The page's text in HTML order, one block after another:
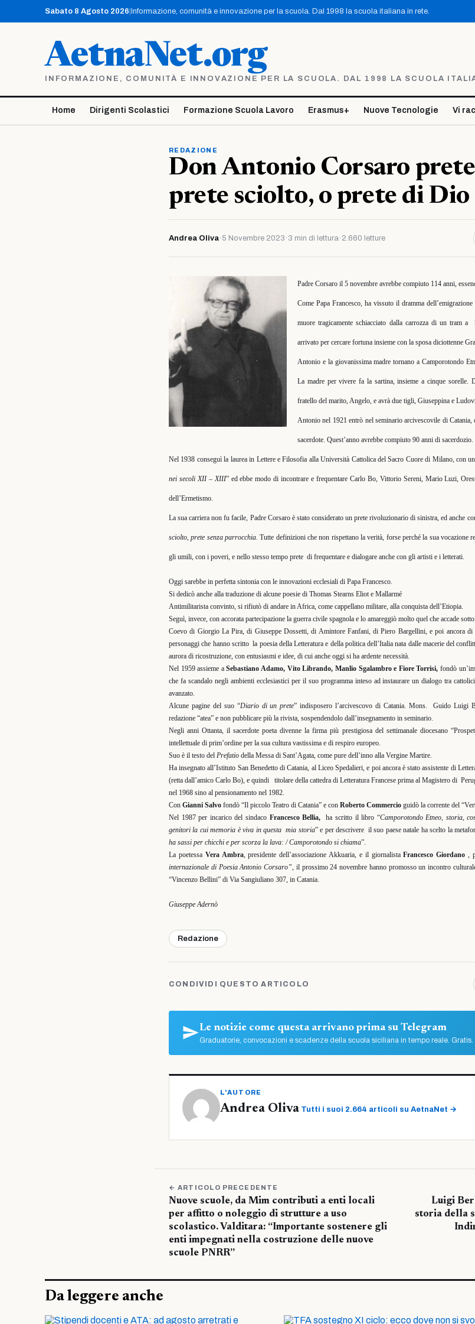
contenuto
Sabato 8 Agosto 2026 Informazione, comunità e innovazione per la scuola. Dal 1998 la scuola italiana in rete.
AetnaNet.org
INFORMAZIONE, COMUNITÀ E INNOVAZIONE PER LA SCUOLA. DAL 1998 LA SCUOLA
Home Dirigenti Scolastici Formazione Scuola Lavoro Erasmus+ Nuove Tecnologie Vi
REDAZIONE
Don Antonio Corsaro
prete sciolto, o prete di Dio
Andrea Oliva· 5 Novembre 2023 · 3 min di lettura· 2.660 letture
Padre Corsaro il 5 novembre avrebbe compiuto 114 anni,
Come Papa Francesco, ha vissuto il dramma
muore tragicamente schiacciato dalla carrozza di un tram a
arrivato per cercare fortuna insieme con la sposa diciottenne
Antonio e la giovanissima madre tornano a Camporotondo
La madre per vivere fa la sartina, insieme a cinque sorelle.
fratello del marito, Angelo, e avrà due tigli, Giuseppina e
Antonio nel 1921 entrò nel seminario arcivescovile di
sacerdote. Quest’anno avrebbe compiuto 90 anni di sacerdozio.
Nel 1938 conseguì la laurea in Lettere e Filosofia alla Università Cattolica del Sacro Cuore di Milano, con
nei secoli XII – XIII” ed ebbe modo di incontrare e frequentare Carlo Bo, Vittorio Sereni, Mario Luzi,
dell’Ermetismo.
La sua carriera non fu facile, Padre Corsaro è stato considerato un prete rivoluzionario di sinistra, ed anche
sciolto, prete senza parrocchia.Tutte definizioni che non rispettano la verità, forse perché la sua vocazione
gli umili, con i poveri, e nello stesso tempo prete di frequentare e dialogare anche con gli artisti e i letterati.
Oggi sarebbe in perfetta sintonia con le innovazioni ecclesiali di Papa Francesco.
Si dedicò anche alla traduzione di alcune poesie di Thomas Stearns Eliot e Mallarmé
Antimilitarista convinto, si rifiutò di andare in Africa, come cappellano militare, alla conquista dell’Etiopia.
Seguì, invece, con accorata partecipazione la guerra civile spagnola e lo amareggiò molto quel che accade
Coevo di Giorgio La Pira, di Giuseppe Dossetti, di Amintore Fanfani, di Piero Bargellini, e poi ancora
personaggi che hanno scritto la poesia della Letteratura e della politica dell’Italia nata dalle macerie del
aurora di ricostruzione, con entusiasmi e idee, di cui anche oggi si ha ardente necessità.
Nel 1959 assieme aSebastiano Adamo, Vito Librando, Manlio Sgalambro e Fiore Torrisi, fondò
che fa scandalo negli ambienti ecclesiastici per il suo programma inteso ad instaurare un dialogo tra
avanzato.
Alcune pagine del suo “Diario di un prete” indisposero l’arcivescovo di Catania. Mons.
Guido Luigi
redazione “atea” e non pubblicare più la rivista, sospendendolo dall’insegnamento in seminario.
Negli anni Ottanta, il sacerdote poeta divenne la firma più prestigiosa del settimanale diocesano
intellettuale di prim’ordine per la sua cultura vastissima e di respiro europeo.
Suo è il testo del Prefatio della Messa di Sant’Agata, come pure dell’inno alla Vergine Martire.
Ha insegnato all’Istituto San Benedetto di Catania, al Liceo Spedalieri, e poi ancora è stato assistente di
(retta dall’amico Carlo Bo), e quindi
titolare della cattedra di Letteratura Francese prima al Magistero di
nel 1968 sino al pensionamento nel 1982.
Con Gianni Salvo fondò “Il piccolo Teatro di Catania” e con Roberto Commercio guidò la corrente del
Nel 1987 per incarico del sindaco Francesco Bellia, ha scritto il libro “Camporotondo Etneo, storia,
genitori la cui memoria è viva in questa mia storia” e per descrivere il suo paese natale ha scelto la
ha sassi per chicchi e per scorza la lava: / Camporotondo si chiama”.
La poetessa Vera Ambra, presidente dell’associazione Akkuaria, e il giornalistaFrancesco Giordano ,
internazionale di Poesia Antonio Corsaro”, il prossimo 24 novembre hanno promosso un incontro
“Vincenzo Bellini” di Via Sangiuliano 307, in Catania.
Giuseppe Adernò
Redazione
CONDIVIDI QUESTO ARTICOLO
Le notizie come questa arrivano prima su Telegram
Graduatorie, convocazioni e scadenze della scuola siciliana in tempo reale. Gratis.
L'AUTORE
Andrea Oliva Tutti i suoi 2.664 articoli su AetnaNet →
← ARTICOLO PRECEDENTE
Nuove scuole, da Mim contributi a enti locali
per affitto o noleggio di strutture a uso
scolastico. Valditara: “Importante sostenere gli
enti impegnati nella costruzione delle nuove
scuole PNRR”
Luigi
storia della
Da leggere anche